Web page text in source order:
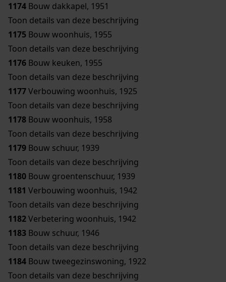
1174 Bouw dakkapel, 1951
Toon details van deze beschrijving
1175 Bouw woonhuis, 1955
Toon details van deze beschrijving
1176 Bouw keuken, 1955
Toon details van deze beschrijving
1177Verbouwing woonhuis, 1925
Toon details van deze beschrijving
1178 Bouw woonhuis, 1958
Toon details van deze beschrijving
1179 Bouw schuur, 1939
Toon details van deze beschrijving
1180 Bouw groentenschuur, 1939
1181 Verbouwing woonhuis, 1942
Toon details van deze beschrijving
1182Verbetering woonhuis, 1942
1183 Bouw schuur, 1946
Toon details van deze beschrijving
1184 Bouw tweegezinswoning, 1922
Toon details van deze beschrijving